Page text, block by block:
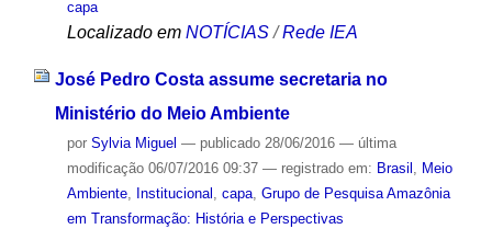
capa
Localizado em NOTÍCIAS /Rede IEA
José Pedro Costa assume secretaria no
Ministério do Meio Ambiente
por Sylvia Miguel — publicado28/06/2016 — última
modificação06/07/2016 09:37 — registrado em: Brasil , Meio
Ambiente, Institucional , capa, Grupo de Pesquisa Amazônia
em Transformação: História e Perspectivas